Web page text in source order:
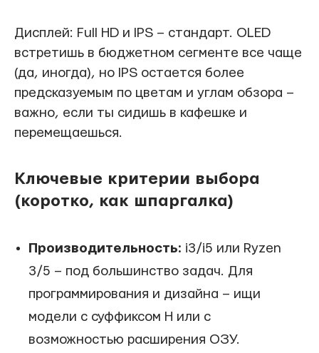
Дисплей: Full HD и IPS – стандарт. OLED
встретишь в бюджетном сегменте все чаще
(да, иногда), но IPS остается более
предсказуемым по цветам и углам обзора –
важно, если ты сидишь в кафешке и
перемещаешься.
Ключевые критерии выбора
(коротко, как шпаргалка)
Производительность: i3/i5 или Ryzen
3/5 – под большинство задач. Для
программирования и дизайна – ищи
модели с суффиксом H или с
возможностью расширения ОЗУ.